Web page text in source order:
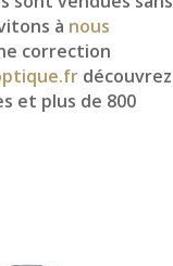
à nous
correction
découvrez
et plus de 800